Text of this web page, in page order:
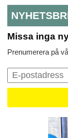
Missa inga
Prenumerera på